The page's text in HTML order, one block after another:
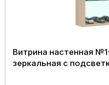
Витрина настенная
зеркальная с